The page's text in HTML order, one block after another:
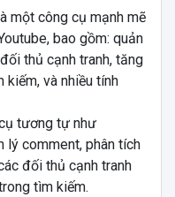
một công cụ mạnh mẽ
bao gồm: quản
thủ cạnh tranh, tăng
kiếm, và nhiều tính
tương tự như
lý comment, phân tích
đối thủ cạnh tranh
tìm kiếm.